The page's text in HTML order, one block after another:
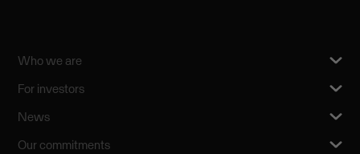
Who we are
For investors
News
Our commitments